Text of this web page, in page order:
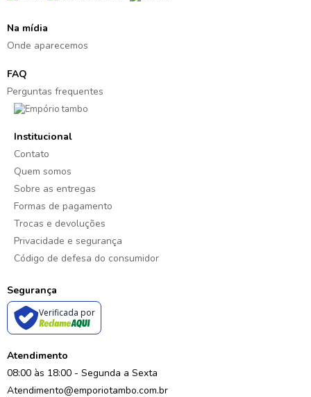
Na mídia
Onde aparecemos
FAQ
Perguntas frequentes
Institucional
Contato
Quem somos
Sobre as entregas
Formas de pagamento
Trocas e devoluções
Privacidade e segurança
Código de defesa do consumidor
Segurança
Verificada por
Atendimento
08:00 às 18:00 - Segunda a Sexta
Atendimento@emporiotambo.com.br